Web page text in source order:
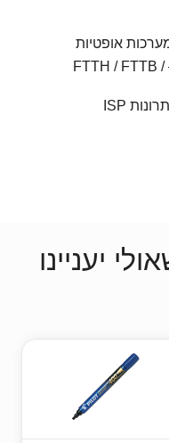
אופטיות
תשתיות תקשורת אופטית – FTTH / FTTB /
מערכות שידור, תמסורת, פתרונות ISP
יעניינו